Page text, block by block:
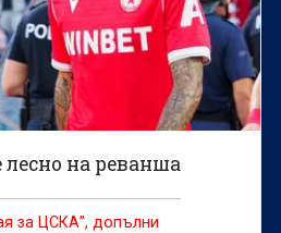
на реванша
за ЦСКА”, допълни